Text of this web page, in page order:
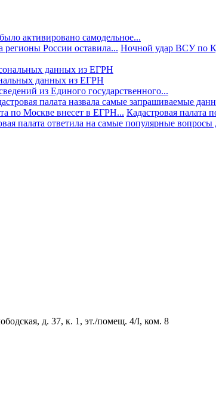
активировано самодельное...
России оставила... Ночной удар ВСУ по
данных из ЕГРН
из Единого государственного...
палата назвала самые запрашиваемые
по Москве внесет в ЕГРН... Кадастровая палата
палата ответила на самые популярные вопросы
д. 37, к. 1, эт./помещ. 4/I, ком. 8